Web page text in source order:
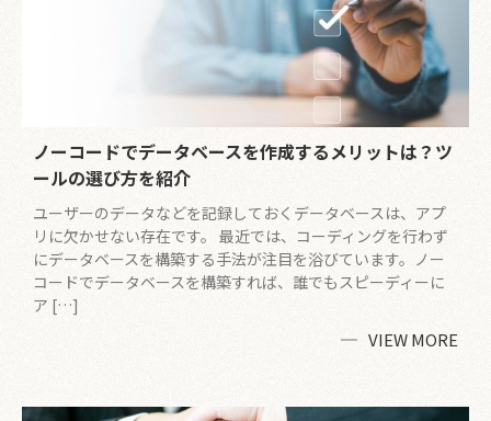
ノーコードでデータベースを作成するメリットは？ツ
ールの選び方を紹介
ユーザーのデータなどを記録しておくデータベースは、アプ
リに欠かせない存在です。 最近では、コーディングを行わず
にデータベースを構築する手法が注目を浴びています。ノー
コードでデータベースを構築すれば、誰でもスピーディーに
ア […]
VIEW MORE